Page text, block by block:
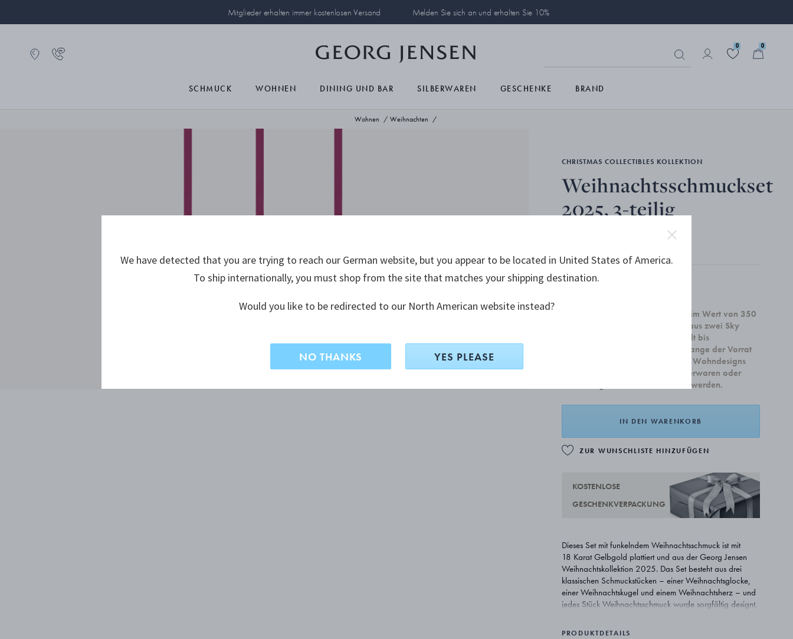
Mitglieder erhalten immer kostenlosen Versand Melden Sie sich an und erhalten Sie 10%
0 0
SCHMUCK WOHNEN DINING UND BAR SILBERWAREN GESCHENKE BRAND
Wohnen Weihnachten
CHRISTMAS COLLECTIBLES KOLLEKTION
Weihnachtsschmuckset
2025, 3-teilig
Beim Kauf von Wohnaccessoires im Wert von 350
€ oder mehr erhalten Sie ein Set aus zwei Sky
Cocktailschale. Die Kampagne gilt bis
einschließlich 31. August oder solange der Vorrat
reicht. Die Kampagne gilt für alle Wohndesigns
und kann nicht mit Schmuck, Silberwaren oder
Geschenkgutscheinen kombiniert werden.
IN DEN WARENKORB
ZUR WUNSCHLISTE HINZUFÜGEN
KOSTENLOSE
GESCHENKVERPACKUNG
Dieses Set mit funkelndem Weihnachtsschmuck ist mit
18 Karat Gelbgold plattiert und aus der Georg Jensen
Weihnachtskollektion 2025. Das Set besteht aus drei
klassischen Schmuckstücken – einer Weihnachtsglocke,
einer Weihnachtskugel und einem Weihnachtsherz – und
jedes Stück Weihnachtsschmuck wurde sorgfältig designt,
Schmuckstücke sind mit einem der traditionellen Motive
PRODUKTDETAILS
We have detected that you are trying to reach our German website, but you appear to be located in United States of America.
To ship internationally, you must shop from the site that matches your shipping destination.
Would you like to be redirected to our North American website instead?
NO THANKS YES PLEASE